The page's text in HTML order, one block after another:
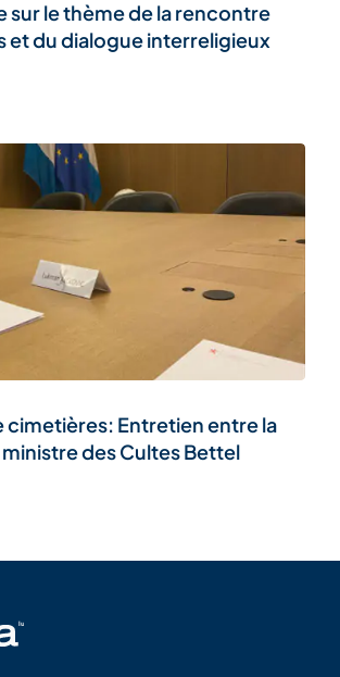
sur le thème de la rencontre
et du dialogue interreligieux
cimetières: Entretien entre la
des Cultes Bettel